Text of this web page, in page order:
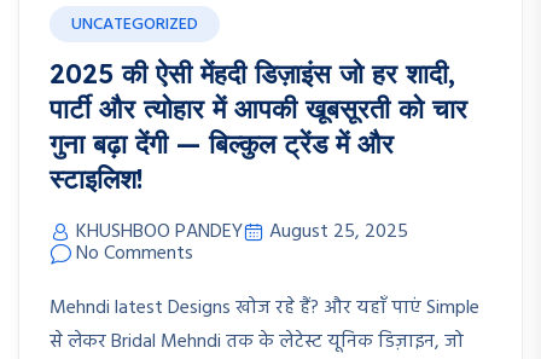
UNCATEGORIZED
2025 की ऐसी मेंहदी डिज़ाइंस जो हर शादी,
पार्टी और त्योहार में आपकी खूबसूरती को चार
गुना बढ़ा देंगी — बिल्कुल ट्रेंड में और
स्टाइलिश!
KHUSHBOO PANDEY August 25, 2025
No Comments
Mehndi latest Designs खोज रहे हैं? और यहाँ पाएं Simple
से लेकर Bridal Mehndi तक के लेटेस्ट यूनिक डिज़ाइन, जो